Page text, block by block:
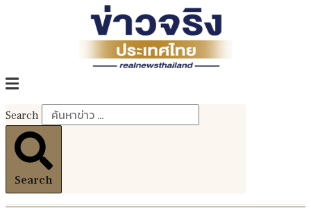
Search
Search